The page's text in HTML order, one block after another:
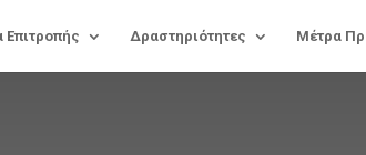
Επιτροπής Δραστηριότητες Μέτρα